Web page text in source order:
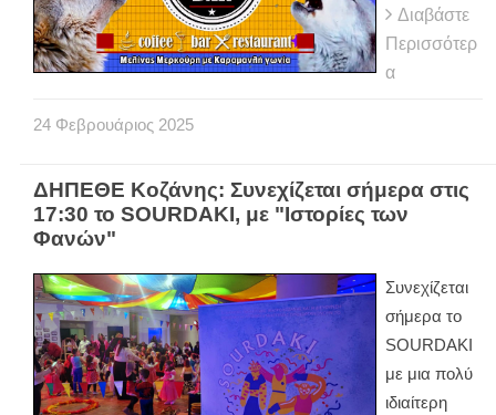
Διαβάστε
Περισσότερ
α
24 Φεβρουάριος 2025
ΔΗΠΕΘΕ Κοζάνης: Συνεχίζεται σήμερα στις
17:30 το SOURDAKI, με "Ιστορίες των
Φανών"
Συνεχίζεται
σήμερα το
SOURDAKI
με μια πολύ
ιδιαίτερη